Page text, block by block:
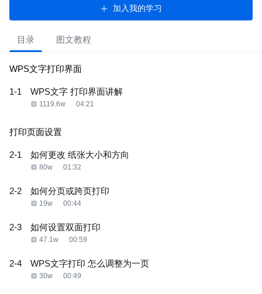
加入我的学习
目录 图文教程
WPS文字打印界面
1-1 WPS文字 打印界面讲解
1119.6w 04:21
打印页面设置
2-1 如何更改 纸张大小和方向
80w 01:32
2-2 如何分页或跨页打印
19w 00:44
2-3 如何设置双面打印
47.1w 00:59
2-4 WPS文字打印 怎么调整为一页
30w 00:49